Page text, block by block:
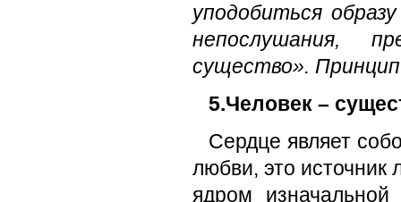
уподобиться
непослушания,
существо».
5.Человек –
Сердце являет
любви, это источник
ядром